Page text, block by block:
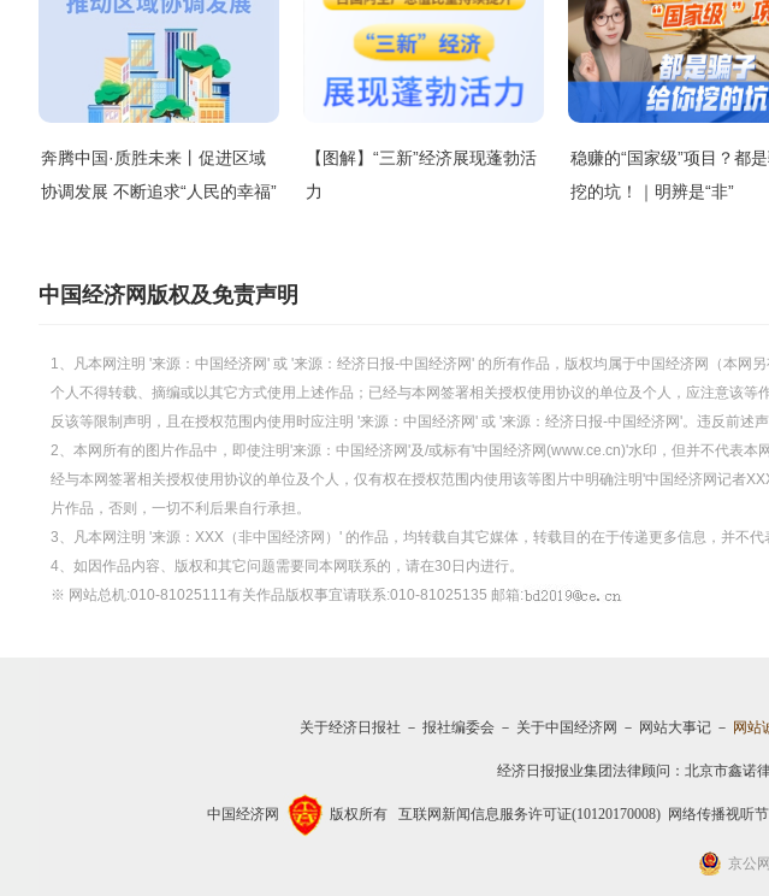
奔腾中国·质胜未来丨促进区域
协调发展 不断追求“人民的幸福”
【图解】“三新”经济展现蓬勃活
力
稳赚的“国家级”项目？都
挖的坑！｜明辨是“非”
中国经济网版权及免责声明
1、凡本网注明 '来源：中国经济网' 或 '来源：经济日报-中国经济网' 的所有作品，版权均属于中国经济网（本网
个人不得转载、摘编或以其它方式使用上述作品；已经与本网签署相关授权使用协议的单位及个人，应注意该等
反该等限制声明，且在授权范围内使用时应注明 '来源：中国经济网' 或 '来源：经济日报-中国经济网'。违反前述
2、本网所有的图片作品中，即使注明'来源：中国经济网'及/或标有'中国经济网(www.ce.cn)'水印，但并不代表本
经与本网签署相关授权使用协议的单位及个人，仅有权在授权范围内使用该等图片中明确注明'中国经济网记者
片作品，否则，一切不利后果自行承担。
3、凡本网注明 '来源：XXX（非中国经济网）' 的作品，均转载自其它媒体，转载目的在于传递更多信息，并不代
4、如因作品内容、版权和其它问题需要同本网联系的，请在30日内进行。
※ 网站总机:010-81025111有关作品版权事宜请联系:010-81025135 邮箱:
关于经济日报社 － 报社编委会 － 关于中国经济网 － 网站大事记 － 网站
经济日报报业集团法律顾问： 北京市鑫诺
中国经济网 版权所有 互联网新闻信息服务许可证(10120170008) 网络传播视听
京公